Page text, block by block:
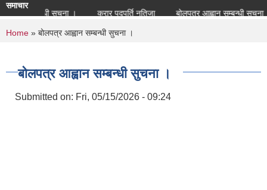
समाचार
सम्बन्धी सुचना ।
करार पदपुर्ति नतिजा बोलपत्र आह्वान सम्बन्धी सुचना ।
You are here
Home » बोलपत्र आह्वान सम्बन्धी सुचना ।
बोलपत्र आह्वान सम्बन्धी सुचना ।
Submitted on: Fri, 05/15/2026 - 09:24